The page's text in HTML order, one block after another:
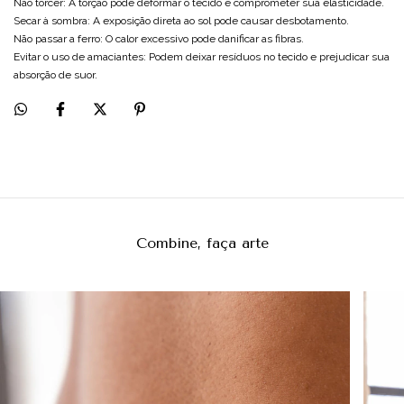
Não torcer: A torção pode deformar o tecido e comprometer sua elasticidade.
Secar à sombra: A exposição direta ao sol pode causar desbotamento.
Não passar a ferro: O calor excessivo pode danificar as fibras.
Evitar o uso de amaciantes: Podem deixar resíduos no tecido e prejudicar sua
absorção de suor.
Combine, faça arte